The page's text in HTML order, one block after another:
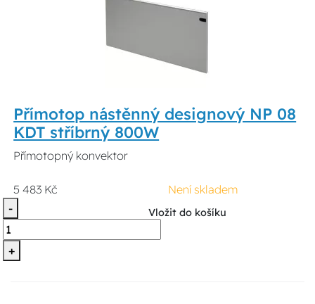
Přímotop nástěnný designový NP 08
KDT stříbrný 800W
Přímotopný konvektor
5 483 Kč
Není skladem
-
+
Vložit do košíku